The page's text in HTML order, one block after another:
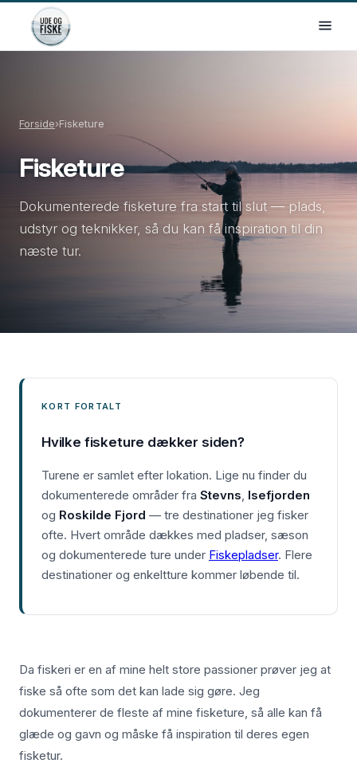
Forside›Fisketure
Fisketure
Dokumenterede fisketure fra start til slut — plads,
udstyr og teknikker, så du kan få inspiration til din
næste tur.
KORT FORTALT
Hvilke fisketure dækker siden?
Turene er samlet efter lokation. Lige nu finder du
dokumenterede områder fra Stevns Isefjorden
og Roskilde Fjord — tre destinationer jeg fisker
ofte. Hvert område dækkes med pladser, sæson
og dokumenterede ture under Fiskepladser. Flere
destinationer og enkeltture kommer løbende til.
Da fiskeri er en af mine helt store passioner prøver jeg at
fiske så ofte som det kan lade sig gøre. Jeg
dokumenterer de fleste af mine fisketure, så alle kan få
glæde og gavn og måske få inspiration til deres egen
fisketur.